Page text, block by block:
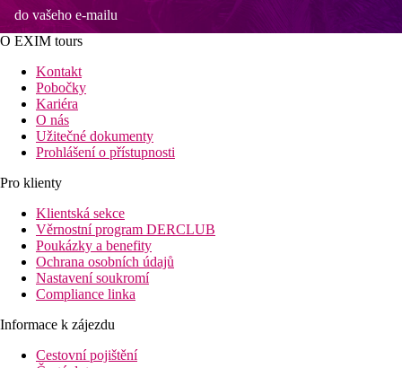
do vašeho e-mailu
O EXIM tours
Kontakt
Pobočky
Kariéra
O nás
Užitečné dokumenty
Prohlášení o přístupnosti
Pro klienty
Klientská sekce
Věrnostní program DERCLUB
Poukázky a benefity
Ochrana osobních údajů
Nastavení soukromí
Compliance linka
Informace k zájezdu
Cestovní pojištění